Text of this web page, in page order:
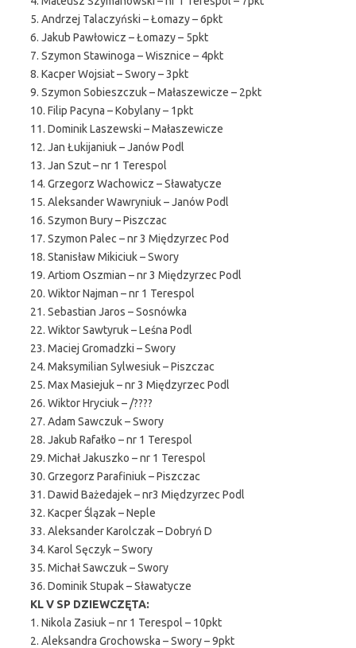
5. Andrzej Talaczyński – Łomazy – 6pkt
6. Jakub Pawłowicz – Łomazy – 5pkt
7. Szymon Stawinoga – Wisznice – 4pkt
8. Kacper Wojsiat – Swory – 3pkt
9. Szymon Sobieszczuk – Małaszewicze – 2pkt
10. Filip Pacyna – Kobylany – 1pkt
11. Dominik Laszewski – Małaszewicze
12. Jan Łukijaniuk – Janów Podl
13. Jan Szut – nr 1 Terespol
14. Grzegorz Wachowicz – Sławatycze
15. Aleksander Wawryniuk – Janów Podl
16. Szymon Bury – Piszczac
17. Szymon Palec – nr 3 Międzyrzec Pod
18. Stanisław Mikiciuk – Swory
19. Artiom Oszmian – nr 3 Międzyrzec Podl
20. Wiktor Najman – nr 1 Terespol
21. Sebastian Jaros – Sosnówka
22. Wiktor Sawtyruk – Leśna Podl
23. Maciej Gromadzki – Swory
24. Maksymilian Sylwesiuk – Piszczac
25. Max Masiejuk – nr 3 Międzyrzec Podl
26. Wiktor Hryciuk – /????
27. Adam Sawczuk – Swory
28. Jakub Rafałko – nr 1 Terespol
29. Michał Jakuszko – nr 1 Terespol
30. Grzegorz Parafiniuk – Piszczac
31. Dawid Bażedajek – nr3 Międzyrzec Podl
32. Kacper Ślązak – Neple
33. Aleksander Karolczak – Dobryń D
34. Karol Sęczyk – Swory
35. Michał Sawczuk – Swory
36. Dominik Stupak – Sławatycze
KL V SP DZIEWCZĘTA:
1. Nikola Zasiuk – nr 1 Terespol – 10pkt
2. Aleksandra Grochowska – Swory – 9pkt